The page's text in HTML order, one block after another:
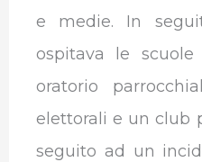
e medie. In
ospitava le
oratorio
elettorali e un club
seguito ad un